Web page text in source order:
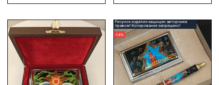
Рисунок изделия защищен авторским
правом! Копирование запрещено!
-14%